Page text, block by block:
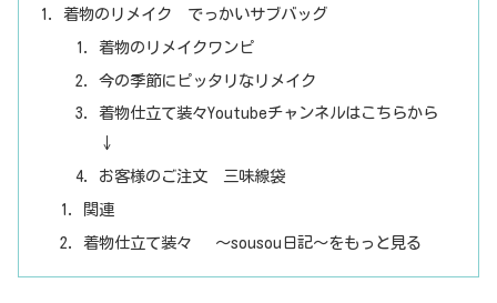
着物のリメイク でっかいサブバッグ
着物のリメイクワンピ
今の季節にピッタリなリメイク
着物仕立て装々Youtubeチャンネルはこちらから
↓
お客様のご注文 三味線袋
関連
着物仕立て装々 ～sousou日記～をもっと見る